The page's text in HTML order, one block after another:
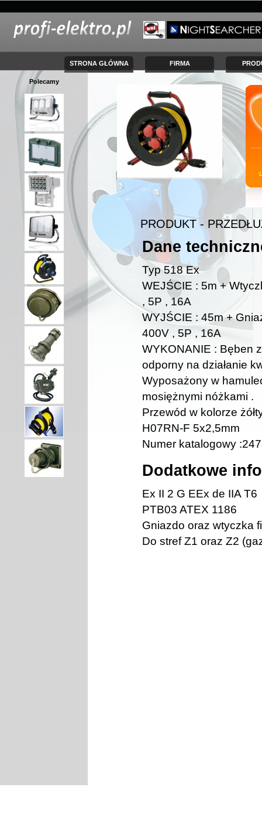
Polecamy
STRONA GŁÓWNA FIRMA
L
PRODUKT -
Dane
Typ 518 Ex
WEJŚCIE : 5m +
, 5P , 16A
WYJŚCIE : 45m +
400V , 5P , 16A
WYKONANIE : Bęben
odporny na działanie
Wyposażony w
mosiężnymi nóżkami .
Przewód w kolorze
H07RN-F 5x2,5mm
Numer katalogowy
Dodatkowe
Ex II 2 G EEx de IIA T6
PTB03 ATEX 1186
Gniazdo oraz wtyczka
Do stref Z1 oraz Z2